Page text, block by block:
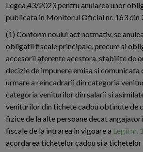
Legea 43/2023 pentru anularea unor
publicata in Monitorul Oficial nr. 163 din
(1) Conform noului act notmativ, se
obligatii fiscale principale, precum si
accesorii aferente acestora, stabilite de
decizie de impunere emisa si
urmare a reincadrarii din categoria
categoria veniturilor din salarii si
veniturilor din tichete cadou obtinute de
fizice de la alte persoane decat
fiscale de la intrarea in vigoare a Legii nr.
acordarea tichetelor cadou si a tichetelor